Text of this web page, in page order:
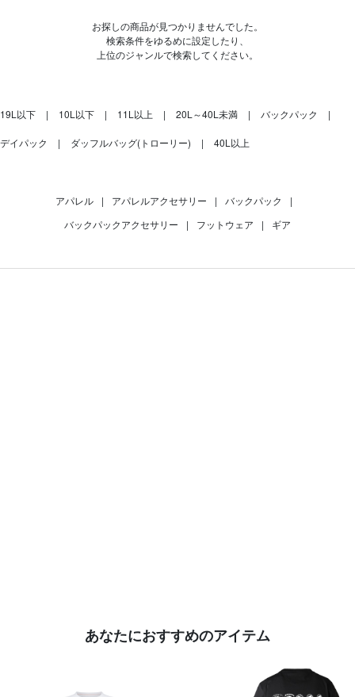
お探しの商品が見つかりませんでした。
検索条件をゆるめに設定したり、
上位のジャンルで検索してください。
19L以下 10L以下 11L以上 20L～40L未満 バックパック
デイパック ダッフルバッグ(トローリー) 40L以上
アパレル | アパレルアクセサリー | バックパック
|
バックパックアクセサリー
| フットウェア | ギア
あなたにおすすめのアイテム